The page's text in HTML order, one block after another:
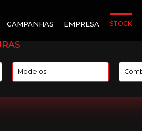
STOCK
EMPRESA
CAMPANHAS